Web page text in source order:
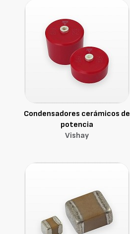
Condensadores cerámicos de
potencia
Vishay